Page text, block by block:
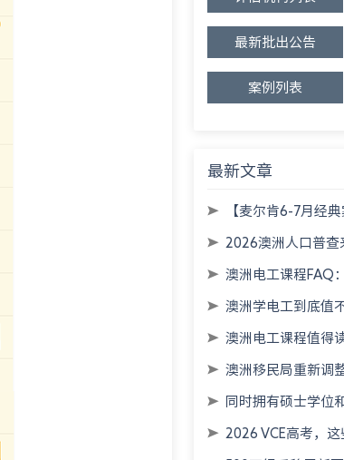
最新批出公告
案例列表
最新文章
【麦尔肯6-7月经典
2026澳洲人口普查
澳洲电工课程FAQ
澳洲学电工到底值
澳洲电工课程值得
澳洲移民局重新调
同时拥有硕士学位
2026 VCE高考，这